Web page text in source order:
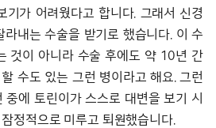
기가 어려웠다고 합니다. 그래서 신경
내는 수술을 받기로 했습니다. 이 수
것이 아니라 수술 후에도 약 10년 간
수도 있는 그런 병이라고 해요. 그런
중에 토린이가 스스로 대변을 보기 시
정적으로 미루고 퇴원했습니다.